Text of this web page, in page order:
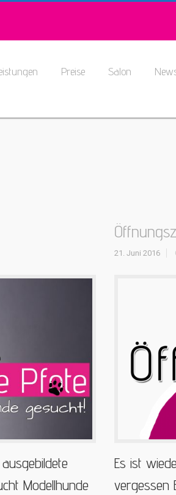
Preise Salon
Modellhunde
21. Juni 2016
Es ist
vergessen